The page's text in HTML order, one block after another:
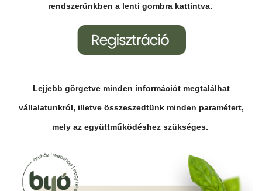
rendszerünkben a lenti gombra kattintva.
Lejjebb görgetve minden információt megtalálhat
vállalatunkról, illetve összeszedtünk minden paramétert,
mely az együttműködéshez szükséges.